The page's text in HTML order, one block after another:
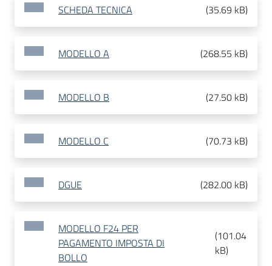
SCHEDA TECNICA (35.69 kB)
MODELLO A (268.55 kB)
MODELLO B (27.50 kB)
MODELLO C (70.73 kB)
DGUE (282.00 kB)
MODELLO F24 PER
PAGAMENTO IMPOSTA DI
BOLLO
(101.04
kB)